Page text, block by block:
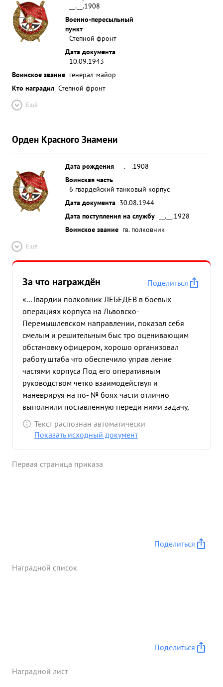
отваги. обеспечивать испошные наступатель ...»
__.__.1908
Военно-пересыльный
пункт
Степной фронт
Дата документа
10.09.1943
Воинское звание генерал-майор
Кто наградил Степной фронт
Ещё
Орден Красного Знамени
Дата рождения
__.__.1908
Воинская часть
6 гвардейский танковый корпус
Дата документа 30.08.1944
Дата поступления на службу
__.__.1928
Воинское звание гв. полковник
Ещё
За что награждён
Поделиться
«... Гвардии полковник ЛЕБЕДЕВ в боевых
операциях корпуса на Львовско-
Перемышлевском направлении, показал себя
смелым и решительным быс тро оценивающим
обстановку офицером, хорошо организовал
работу штаба что обеспечило управ ление
частями корпуса Под его оперативным
руководством четко взаимодействуя и
маневрируя на по- № боях части отлично
выполнили поставленную переди ними задачу,
что в обеспечило стремительное продвижение
корпуса. подготовки период форми рования
боевая операция корпуса ...»
Текст распознан автоматически
Показать исходный документ
Первая страница приказа
Поделиться
Наградной список
Поделиться
Наградной лист